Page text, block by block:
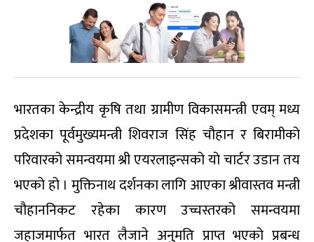
भारतका केन्द्रीय कृषि तथा ग्रामीण विकासमन्त्री एवम् मध्य
प्रदेशका पूर्वमुख्यमन्त्री शिवराज सिंह चौहान र बिरामीको
परिवारको समन्वयमा श्री एयरलाइन्सको यो चार्टर उडान तय
भएको हो । मुक्तिनाथ दर्शनका लागि आएका श्रीवास्तव मन्त्री
चौहाननिकट रहेका कारण उच्चस्तरको समन्वयमा
जहाजमार्फत भारत लैजाने अनुमति प्राप्त भएको प्रबन्ध